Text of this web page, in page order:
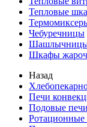
Тепловые
Чебуречницы
Шкафы
Назад
Печи
Подовые печи
Ротационные